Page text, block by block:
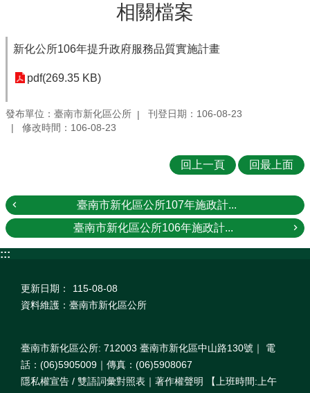
相關檔案
新化公所106年提升政府服務品質實施計畫
pdf(269.35 KB)
發布單位：臺南市新化區公所
刊登日期：106-08-23
修改時間：106-08-23
回上一頁 回最上面
臺南市新化區公所107年施政計...
臺南市新化區公所106年施政計...
:::
更新日期：
115-08-08
資料維護：臺南市新化區公所
臺南市新化區公所: 712003 臺南市新化區中山路130號｜ 電
話：(06)5905009｜傳真：(06)5908067
隱私權宣告 / 雙語詞彙對照表｜著作權聲明 【上班時間:上午